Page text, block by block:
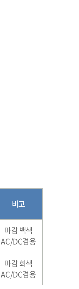
비고
마감 백색
AC/DC겸용
마감 회색
AC/DC겸용